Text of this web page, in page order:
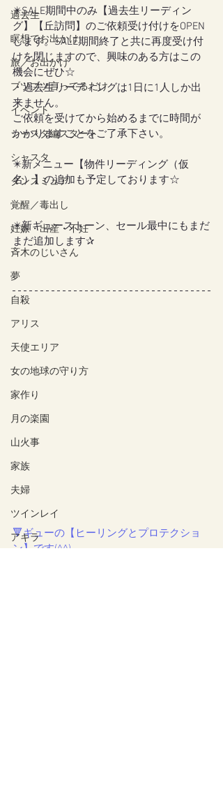
過去生
瞑想でお出かけ
旅／お出かけ
ブツブツ言ってるだけ
イベント
シャスタ編スタート
シャスタ
ダンスミュア
覚醒／毒出し
妊娠・出産・不妊
斉木のじいさん
夢
自殺
アリス
天使エリア
女の地球の守り方
家作り
月の楽園
山火事
家族
夫婦
ツインレイ
アキラ
✴️SALE期間中のみ【過去生リーディン
グ】【丘訪問】のご依頼受け付けをOPEN
します。SALE期間終了と共に再度受け付
けを閉じますので、興味のある方はこの
機会にぜひ☆
・過去生リーディングは1日に1人しか出
来ません。
ご依頼を受けてから始めるまでに時間が
かかりますことをご了承下さい。
✴️新メニュー【物件リーディング（仮
名）】の追加も予定しております☆
✴️新ギューストーン、セール最中にもまだ
まだ追加します✰
🔻ギューの【ヒーリングとプロテクショ
ン】です(^^)